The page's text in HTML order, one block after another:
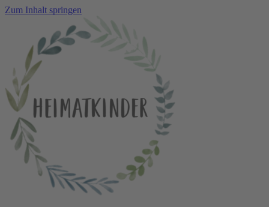
Zum Inhalt springen